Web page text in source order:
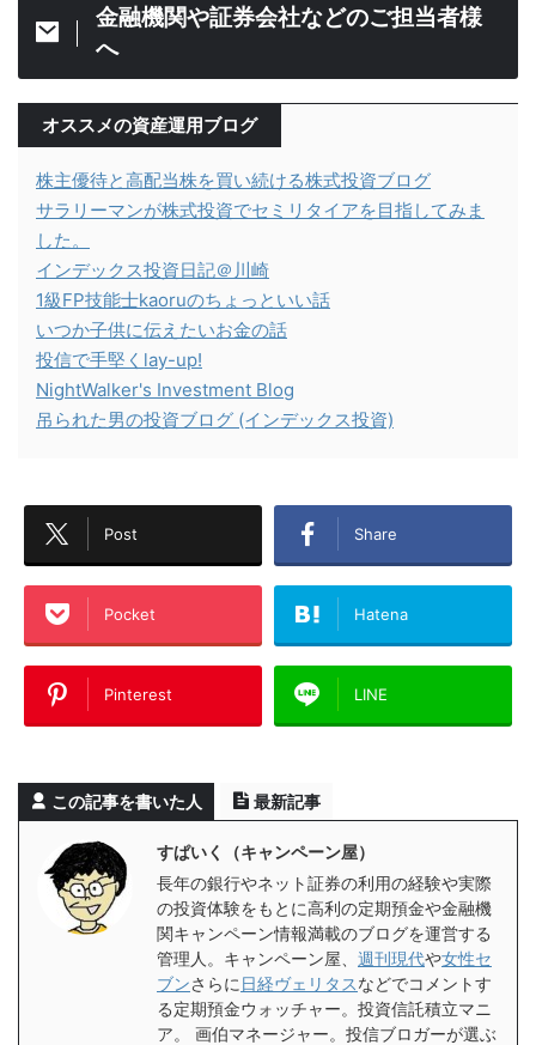
金融機関や証券会社などのご担当者様
へ
オススメの資産運用ブログ
株主優待と高配当株を買い続ける株式投資ブログ
サラリーマンが株式投資でセミリタイアを目指してみま
した。
インデックス投資日記＠川崎
1級FP技能士kaoruのちょっといい話
いつか子供に伝えたいお金の話
投信で手堅くlay-up!
NightWalker's Investment Blog
吊られた男の投資ブログ (インデックス投資)
Post Share
Pocket Hatena
Pinterest LINE
この記事を書いた人 最新記事
すぱいく（キャンペーン屋）
長年の銀行やネット証券の利用の経験や実際
の投資体験をもとに高利の定期預金や金融機
関キャンペーン情報満載のブログを運営する
管理人。キャンペーン屋、 週刊現代や女性セ
ブンさらに 日経ヴェリタスなどでコメントす
る定期預金ウォッチャー。投資信託積立マニ
ア。 画伯マネージャー。投信ブロガーが選ぶ